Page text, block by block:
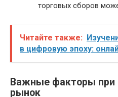
торговых сборов
Читайте также:
в цифровую эпоху:
Важные факторы при
рынок